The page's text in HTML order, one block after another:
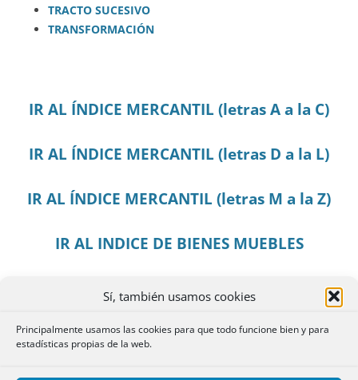
Sí, también usamos cookies
Principalmente usamos las cookies para que todo funcione bien y para
estadísticas propias de la web.
TRACTO SUCESIVO
TRANSFORMACIÓN
IR AL ÍNDICE MERCANTIL (letras A a la C)
IR AL ÍNDICE MERCANTIL (letras D a la L)
IR AL ÍNDICE MERCANTIL (letras M a la Z)
IR AL INDICE DE BIENES MUEBLES
ÍNDICE HISTÓRICO (anterior a 2015)
PORTADA DE LOS ÍNDICES DE JUAN